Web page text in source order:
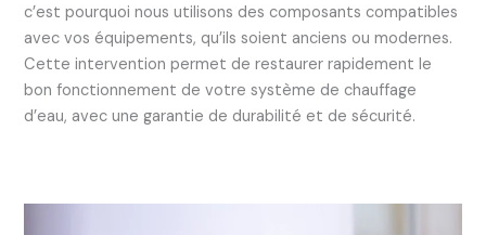
c’est pourquoi nous utilisons des composants compatibles
avec vos équipements, qu’ils soient anciens ou modernes.
Cette intervention permet de restaurer rapidement le
bon fonctionnement de votre système de chauffage
d’eau, avec une garantie de durabilité et de sécurité.